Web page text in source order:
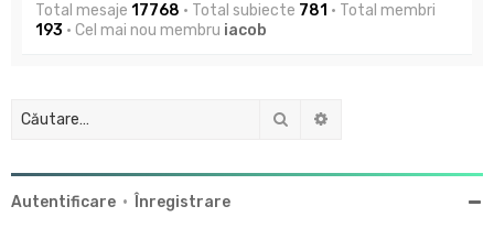
Total mesaje 17768 • Total subiecte 781 • Total membri
193 • Cel mai nou membru iacob
Căutare
Autentificare • Înregistrare